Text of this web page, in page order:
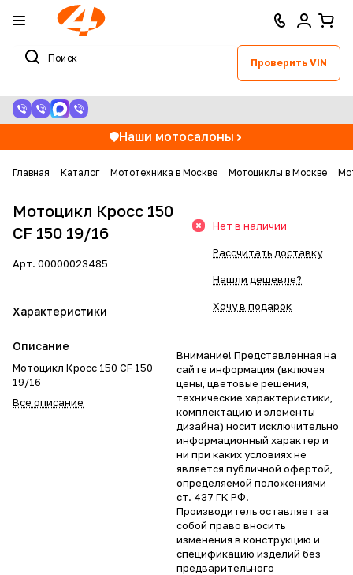
Проверить VIN
Наши мотосалоны
Главная Каталог Мототехника в Москве Мотоциклы в Москве
Мотоцикл Кросс 150
CF 150 19/16
Арт. 00000023485
Характеристики
Описание
Мотоцикл Кросс 150 CF 150
19/16
Все описание
Нет в наличии
Рассчитать доставку
Нашли дешевле?
Хочу в подарок
Внимание! Представленная на
сайте информация (включая
цены, цветовые решения,
технические характеристики,
комплектацию и элементы
дизайна) носит исключительно
информационный характер и
ни при каких условиях не
является публичной офертой,
определяемой положениями
ст. 437 ГК РФ.
Производитель оставляет за
собой право вносить
изменения в конструкцию и
спецификацию изделий без
предварительного